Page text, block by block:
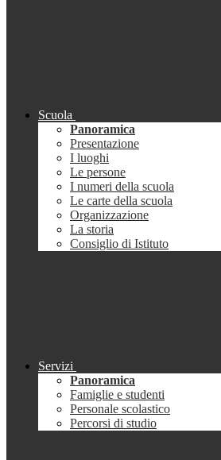
Scuola
Panoramica
Presentazione
I luoghi
Le persone
I numeri della scuola
Le carte della scuola
Organizzazione
La storia
Consiglio di Istituto
Servizi
Panoramica
Famiglie e studenti
Personale scolastico
Percorsi di studio